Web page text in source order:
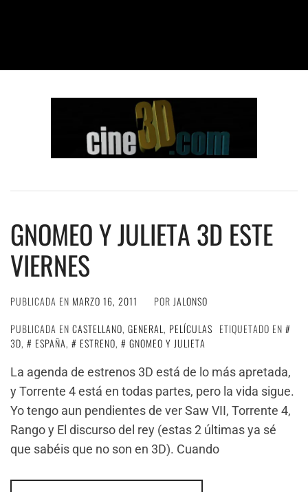
GNOMEO Y JULIETA 3D ESTE
VIERNES
PUBLICADA EN MARZO 16, 2011 POR JALONSO
PUBLICADA EN CASTELLANO, GENERAL, PELÍCULAS ETIQUETADO EN
3D, ESPAÑA, ESTRENO,
GNOMEO Y JULIETA
La agenda de estrenos 3D está de lo más apretada,
y Torrente 4 está en todas partes, pero la vida sigue.
Yo tengo aun pendientes de ver Saw VII, Torrente 4,
Rango y El discurso del rey (estas 2 últimas ya sé
que sabéis que no son en 3D). Cuando